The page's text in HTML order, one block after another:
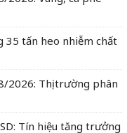
35 tấn heo nhiễm chất
2026: Thị trường phân
Tín hiệu tăng trưởng